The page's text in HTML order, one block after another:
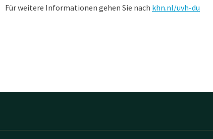
Für weitere Informationen gehen Sie nach khn.nl/uvh-du